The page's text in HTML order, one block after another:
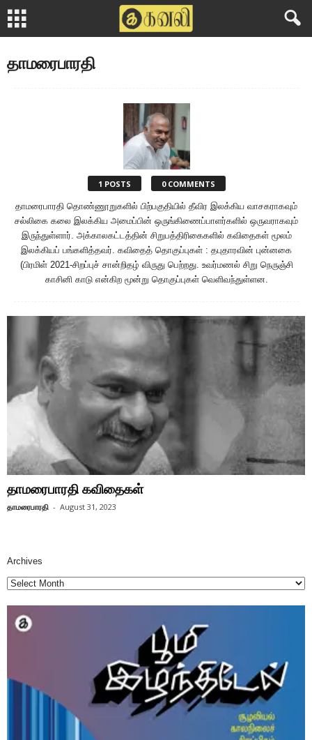
தாமரைபாரதி
1 POSTS 0 COMMENTS
தாமரைபாரதி தொண்ணூறுகளில் பிற்பகுதியில் தீவிர இலக்கிய வாசகராகவும்
சல்லிகை கலை இலக்கிய அமைப்பின் ஒருங்கிணைப்பாளர்களில் ஒருவராகவும்
இருந்துள்ளார். அக்காலகட்டத்தின் சிறுபத்திரிகைகளில் கவிதைகள் மூலம்
இலக்கியப் பங்களித்தவர். கவிதைத் தொகுப்புகள் : தபுதாரவின் புன்னகை
(பிரமிள் 2021-சிறப்புச் சான்றிதழ் விருது பெற்றது. உவர்மணல் சிறு நெருஞ்சி
காசினி காடு என்கிற மூன்று தொகுப்புகள் வெளிவந்துள்ளன.
தாமரைபாரதி கவிதைகள்
தாமரைபாரதி - August 31, 2023
Archives